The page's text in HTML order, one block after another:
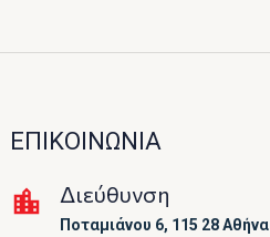
ΕΠΙΚΟΙΝΩΝΙΑ
Διεύθυνση
Ποταμιάνου 6, 115 28 Αθήνα